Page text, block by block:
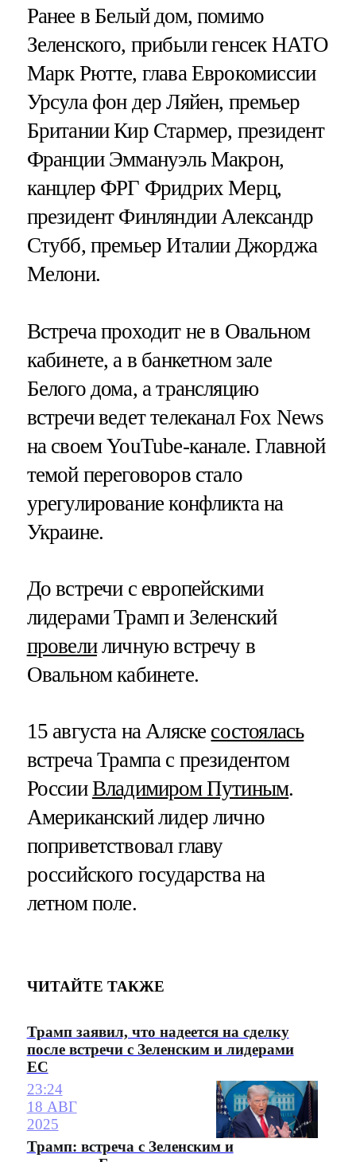
Ранее в Белый дом, помимо
Зеленского, прибыли генсек НАТО
Марк Рютте, глава Еврокомиссии
Урсула фон дер Ляйен, премьер
Британии Кир Стармер, президент
Франции Эммануэль Макрон,
канцлер ФРГ Фридрих Мерц,
президент Финляндии Александр
Стубб, премьер Италии Джорджа
Мелони.
Встреча проходит не в Овальном
кабинете, а в банкетном зале
Белого дома, а трансляцию
встречи ведет телеканал Fox News
на своем YouTube-канале. Главной
темой переговоров стало
урегулирование конфликта на
Украине.
До встречи с европейскими
лидерами Трамп и Зеленский
провелиличную встречу в
Овальном кабинете.
15 августа на Аляске состоялась
встреча Трампа с президентом
РоссииВладимиром Путиным.
Американский лидер лично
поприветствовал главу
российского государства на
летном поле.
ЧИТАЙТЕ ТАКЖЕ
Трамп заявил, что надеется на сделку
после встречи с Зеленским и лидерами
ЕС
23:24
18 АВГ
2025
Трамп: встреча с Зеленским и